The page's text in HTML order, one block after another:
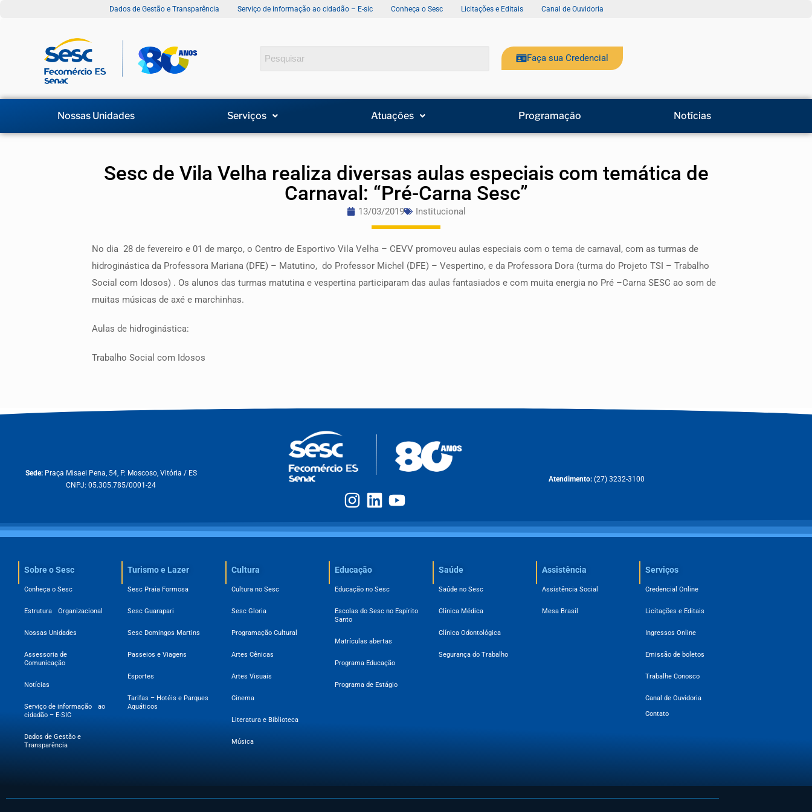
Dados de Gestão e Transparência Serviço de informação ao cidadão – E-sic Conheça o Sesc Licitações e Editais Canal de Ouvidoria
Faça sua Credencial
Nossas Unidades Serviços Atuações Programação Notícias
Sesc de Vila Velha realiza diversas aulas especiais com temática de
Carnaval: “Pré-Carna Sesc”
13/03/2019 Institucional
No dia 28 de fevereiro e 01 de março, o Centro de Esportivo Vila Velha – CEVV promoveu aulas especiais com o tema de carnaval, com as turmas de
hidroginástica da Professora Mariana (DFE) – Matutino, do Professor Michel (DFE) – Vespertino, e da Professora Dora (turma do Projeto TSI – Trabalho
Social com Idosos) . Os alunos das turmas matutina e vespertina participaram das aulas fantasiados e com muita energia no Pré –Carna SESC ao som de
muitas músicas de axé e marchinhas.
Aulas de hidroginástica:
Trabalho Social com Idosos
Sede: Praça Misael Pena, 54, P. Moscoso, Vitória / ES
CNPJ: 05.305.785/0001-24
Atendimento: (27) 3232-3100
Sobre o Sesc​
Conheça o Sesc
Estrutura Organizacional
Nossas Unidades
Assessoria de
Comunicação
Notícias
Serviço de informação ao
cidadão – E-SIC
Dados de Gestão e
Transparência
Turismo e Lazer
Sesc Praia Formosa
Sesc Guarapari
Sesc Domingos Martins
Passeios e Viagens
Esportes
Tarifas – Hotéis e Parques
Aquáticos
Cultura
Cultura no Sesc
Sesc Gloria
Programação Cultural
Artes Cênicas
Artes Visuais
Cinema
Literatura e Biblioteca
Música
Educação
Educação no Sesc
Escolas do Sesc no Espírito
Santo
Matrículas abertas
Programa Educação
Programa de Estágio
Saúde
Saúde no Sesc
Clínica Médica
Clínica Odontológica
Segurança do Trabalho
Assistência
Assistência Social
Mesa Brasil
Serviços
Credencial Online
Licitações e Editais
Ingressos Online
Emissão de boletos
Trabalhe Conosco
Canal de Ouvidoria
Contato